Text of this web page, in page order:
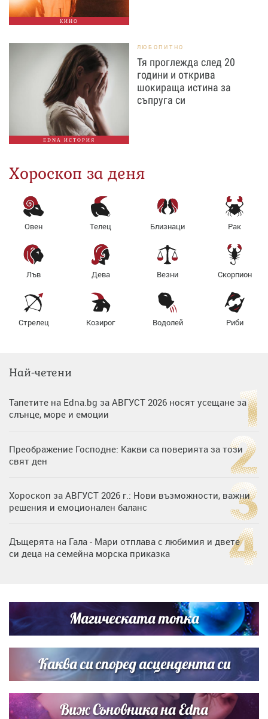
КИНО
EDNA ИСТОРИЯ
ЛЮБОПИТНО
Тя проглежда след 20
години и открива
шокираща истина за
съпруга си
Хороскоп за деня
Овен Телец Близнаци Рак
Лъв Дева Везни Скорпион
Стрелец Козирог Водолей Риби
Най-четени
Тапетите на Edna.bg за АВГУСТ 2026 носят усещане за
слънце, море и емоции
Преображение Господне: Какви са поверията за този
свят ден
Хороскоп за АВГУСТ 2026 г.: Нови възможности, важни
решения и емоционален баланс
Дъщерята на Гала - Мари отплава с любимия и двете
си деца на семейна морска приказка
Димов издадоха своето любимо място
Дъщерята на Тодор Батков вдигна сватба, Стоичков и
Братя Аргирови я изненадаха с песен
Магическата топка
Каква си според асцендента си
Виж Съновника на Edna